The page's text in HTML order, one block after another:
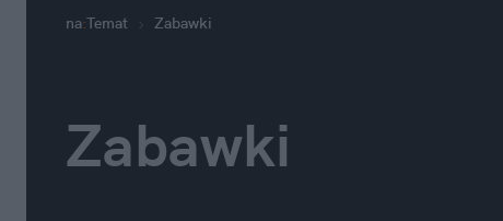
na:Temat Zabawki
Zabawki